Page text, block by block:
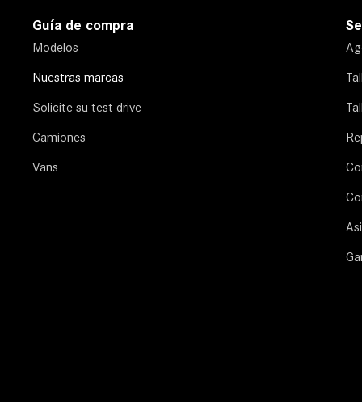
Guía de compra
Modelos
Nuestras marcas
Solicite su test drive
Camiones
Vans